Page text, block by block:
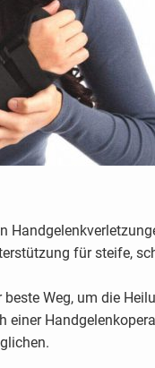
für steife,
Weg, um die